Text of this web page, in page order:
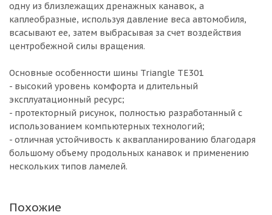
одну из близлежащих дренажных канавок, а
каплеобразные, используя давление веса автомобиля,
всасывают ее, затем выбрасывая за счет воздействия
центробежной силы вращения.
Основные особенности шины Triangle TE301
- высокий уровень комфорта и длительный
эксплуатационный ресурс;
- протекторный рисунок, полностью разработанный с
использованием компьютерных технологий;
- отличная устойчивость к аквапланированию благодаря
большому объему продольных канавок и применению
нескольких типов ламелей.
Похожие